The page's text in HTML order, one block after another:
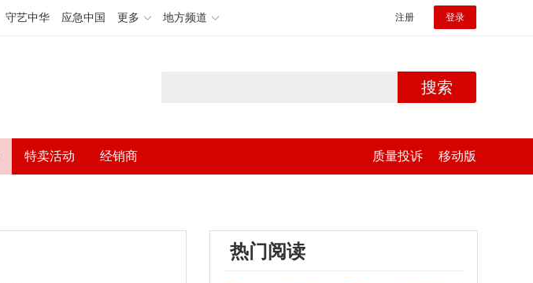
守艺中华 应急中国 更多 地方频道 注册 登录
搜索
特卖活动 经销商 质量投诉 移动版
热门阅读